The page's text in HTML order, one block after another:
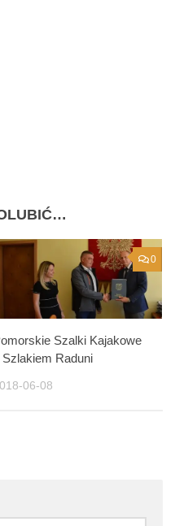
0
Szalki Kajakowe
Szlakiem Raduni
06-08